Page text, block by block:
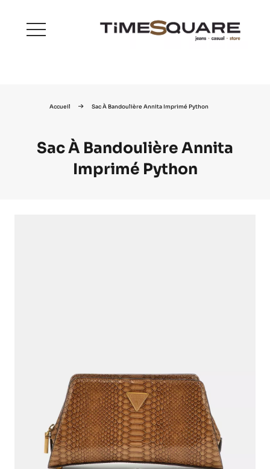
menu
Accueil Sac À Bandoulière Annita Imprimé Python
Sac À Bandoulière Annita
Imprimé Python